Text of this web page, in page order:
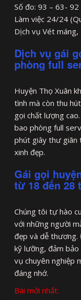
Số đo: 93 – 63- 92
Làm việc 24/24
Dịch vụ Vét máng,
Dịch vụ gái
phòng full
Huyện Thọ Xuân
tình mà còn thu
gọi chất lượng
bao phòng full
phút giây thư giãn
xinh đẹp.
Gái gọi
từ 18 đến 28
Chúng tôi tự hào
với những người
đẹp và dễ thương.
kỹ lưỡng, đảm
vụ chuyên nghiệp
đáng nhớ.
Bài mới nhất: